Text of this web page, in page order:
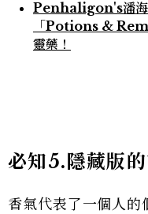
Penhaligon's潘海
「Potions &
靈藥！
必知5.隱藏版
香氣代表了一個人